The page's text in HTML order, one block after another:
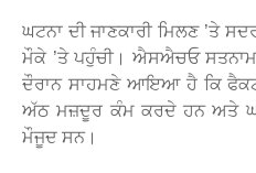
ਘਟਨਾ ਦੀ ਜਾਣਕਾਰੀ ਮਿਲਣ ’ਤੇ
ਮੌਕੇ ’ਤੇ ਪਹੁੰਚੀ। ਐਸਐਚਓ
ਦੌਰਾਨ ਸਾਹਮਣੇ ਆਇਆ ਹੈ ਕਿ
ਅੱਠ ਮਜ਼ਦੂਰ ਕੰਮ ਕਰਦੇ ਹਨ ਅਤੇ
ਮੌਜੂਦ ਸਨ।